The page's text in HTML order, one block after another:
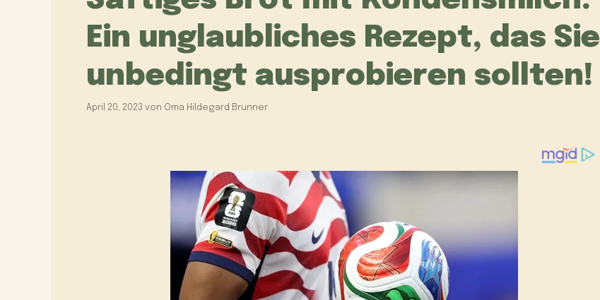
Ein unglaubliches Rezept, das Sie
unbedingt ausprobieren sollten!
April 20, 2023 von Oma Hildegard Brunner